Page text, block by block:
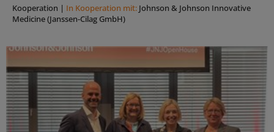
Kooperation | In Kooperation mit: Johnson & Johnson Innovative
Medicine (Janssen-Cilag GmbH)